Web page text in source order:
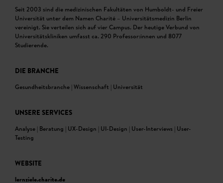
Seit 2003 sind die medizinischen Fakultäten von Humboldt- und Freier
Universität unter dem Namen Charité – Universitätsmedizin Berlin
vereinigt. Sie verteilen sich auf vier Campus. Der heutige Verbund von
Universitätskliniken umfasst ca. 290 Professor:innen und 8077
Studierende.
DIE BRANCHE
Gesundheitsbranche | Wissenschaft | Universität
UNSERE SERVICES
Analyse | Beratung | UX-Design | UI-Design | User-Interviews | User-
Testing
WEBSITE
lernziele.charite.de